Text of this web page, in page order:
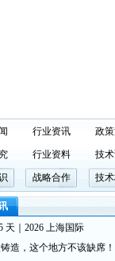
行业资讯 政
行业资料 技
战略合作 技
天｜2026 上海国际
造，这个地方不该缺席！